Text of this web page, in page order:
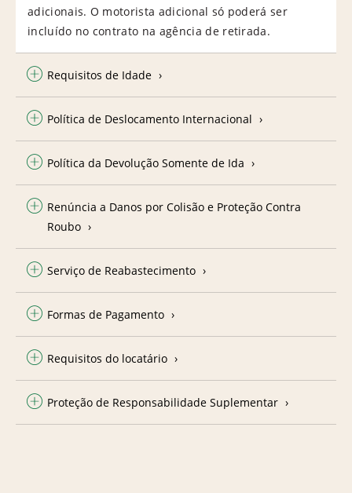
adicionais. O motorista adicional só poderá ser
incluído no contrato na agência de retirada.
Requisitos de Idade
Política de Deslocamento Internacional
Política da Devolução Somente de Ida
Renúncia a Danos por Colisão e Proteção Contra
Roubo
Serviço de Reabastecimento
Formas de Pagamento
Requisitos do locatário
Proteção de Responsabilidade Suplementar